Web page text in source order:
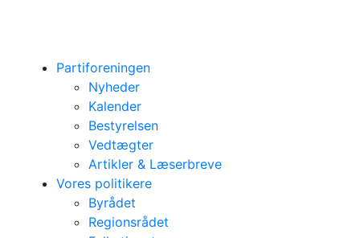
Partiforeningen
Nyheder
Kalender
Bestyrelsen
Vedtægter
Artikler & Læserbreve
Vores politikere
Byrådet
Regionsrådet